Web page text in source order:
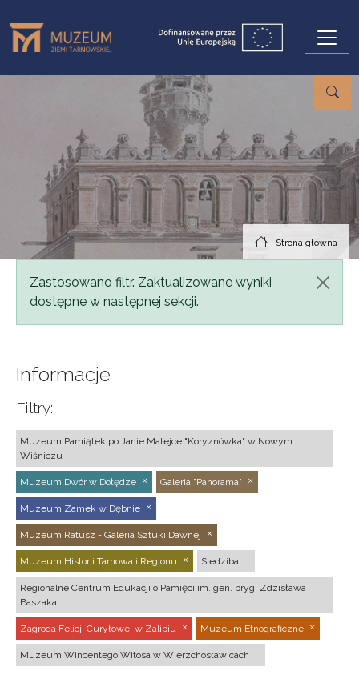
Strona główna
Komunikat
Zastosowano filtr. Zaktualizowane wyniki
dostępne w następnej sekcji.
Informacje
Filtry:
Muzeum Pamiątek po Janie Matejce "Koryznówka" w Nowym
Wiśniczu
Muzeum Dwór w Dołędze Galeria "Panorama"
Muzeum Zamek w Dębnie
Muzeum Ratusz - Galeria Sztuki Dawnej
Muzeum Historii Tarnowa i Regionu Siedziba
Regionalne Centrum Edukacji o Pamięci im. gen. bryg. Zdzisława
Baszaka
Zagroda Felicji Curyłowej w Zalipiu Muzeum Etnograficzne
Muzeum Wincentego Witosa w Wierzchosławicach